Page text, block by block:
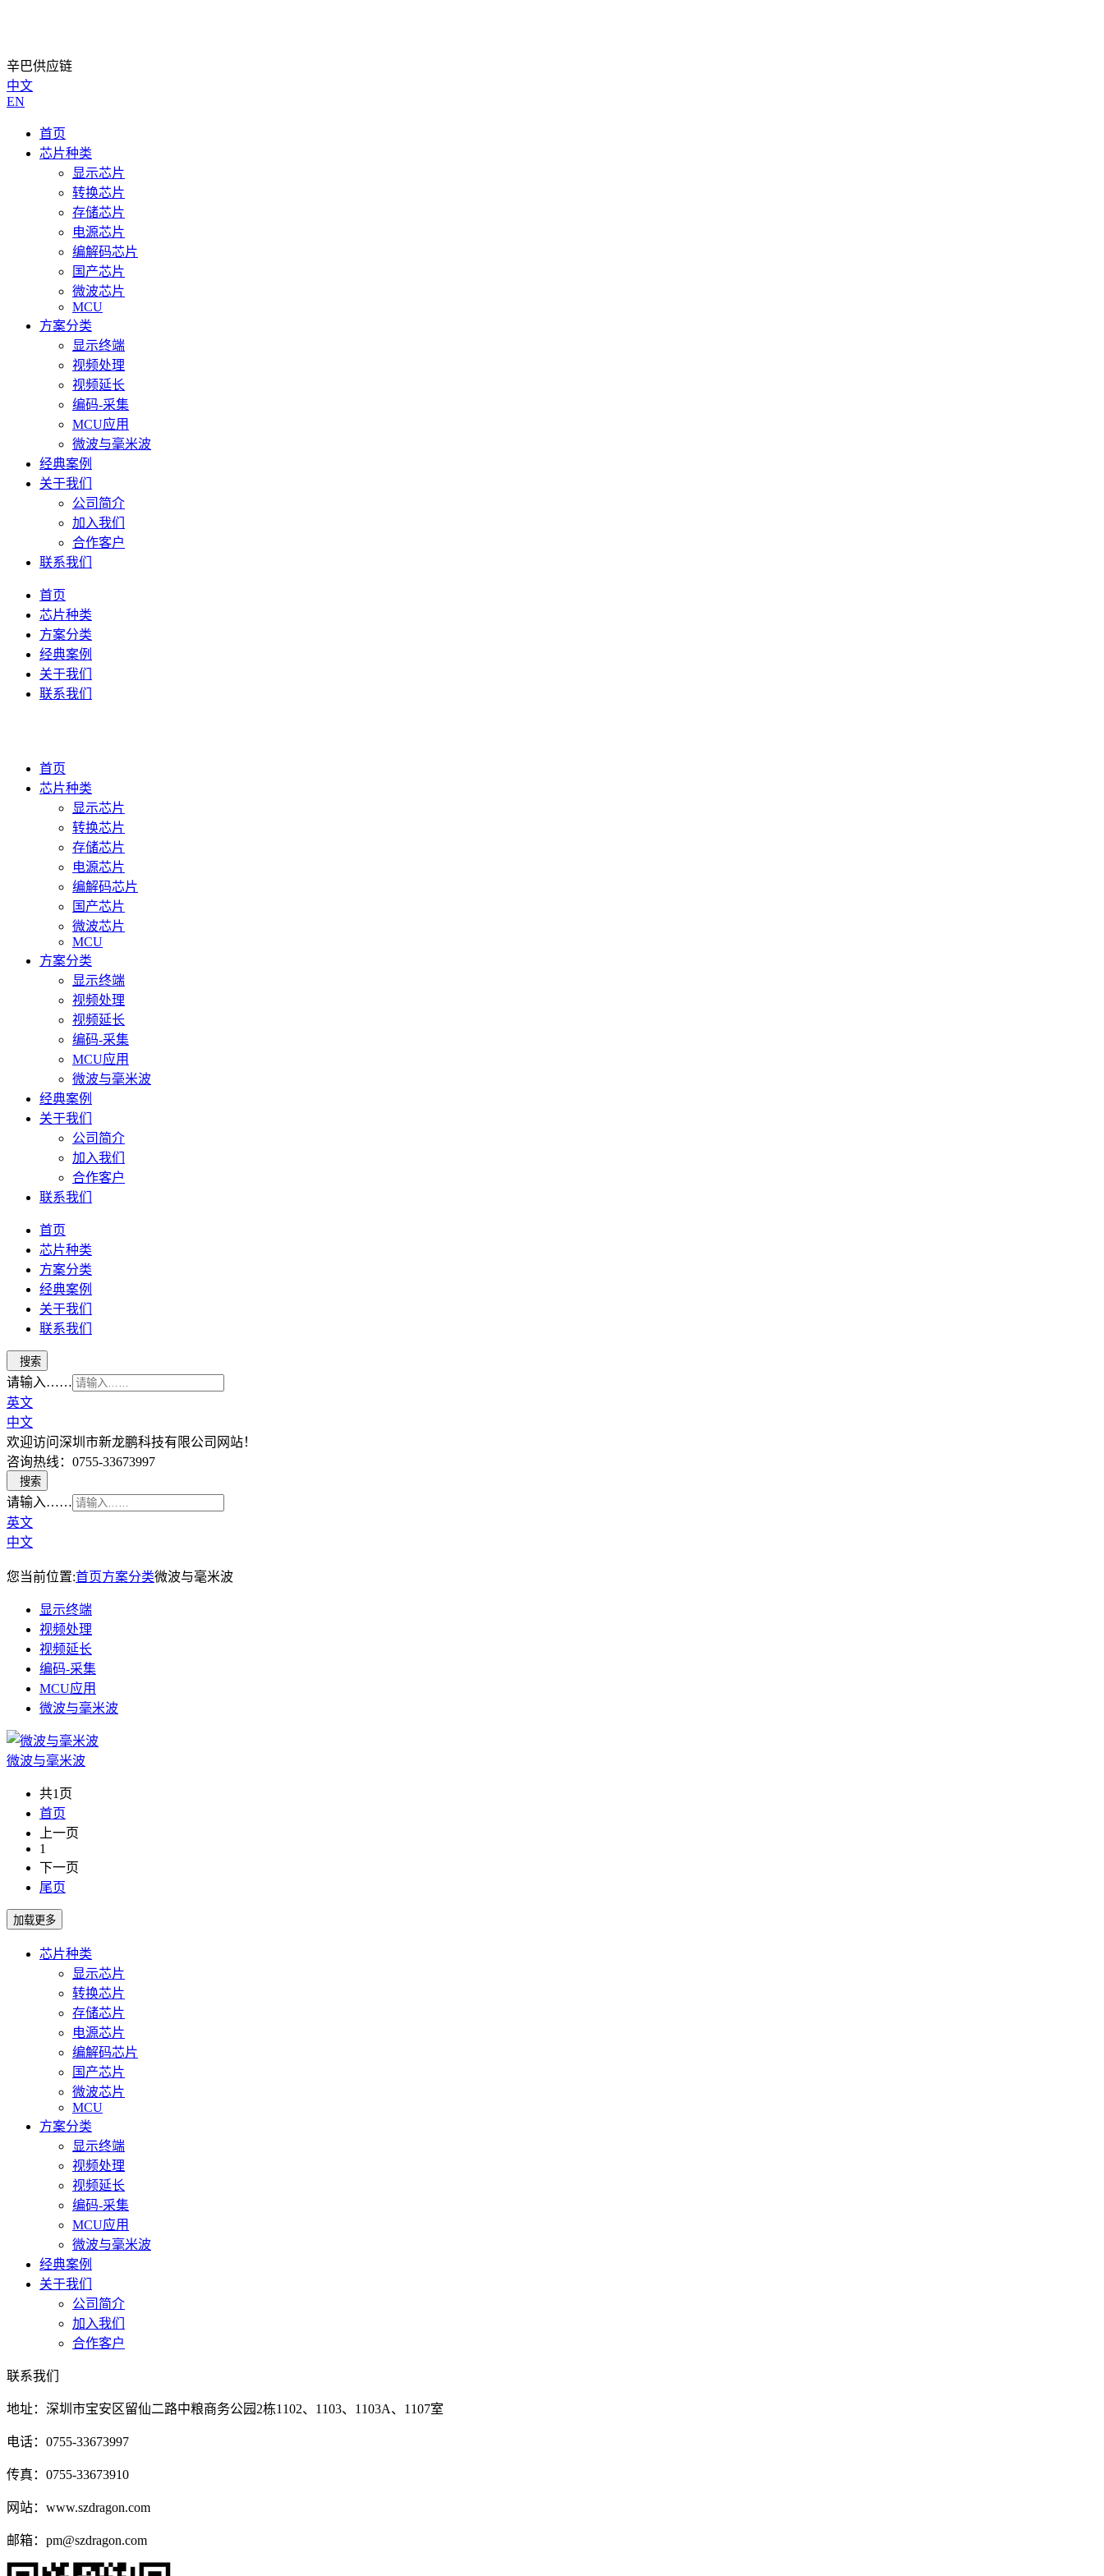
辛巴供应链
中文
EN
首页
芯片种类
显示芯片
转换芯片
存储芯片
电源芯片
编解码芯片
国产芯片
微波芯片
MCU
方案分类
显示终端
视频处理
视频延长
编码-采集
MCU应用
微波与毫米波
经典案例
关于我们
公司简介
加入我们
合作客户
联系我们
首页
芯片种类
方案分类
经典案例
关于我们
联系我们
首页
芯片种类
显示芯片
转换芯片
存储芯片
电源芯片
编解码芯片
国产芯片
微波芯片
MCU
方案分类
显示终端
视频处理
视频延长
编码-采集
MCU应用
微波与毫米波
经典案例
关于我们
公司简介
加入我们
合作客户
联系我们
首页
芯片种类
方案分类
经典案例
关于我们
联系我们
请输入……
英文
中文
欢迎访问深圳市新龙鹏科技有限公司网站！
咨询热线：0755-33673997
请输入……
英文
中文
您当前位置:首页方案分类微波与毫米波
显示终端
视频处理
视频延长
编码-采集
MCU应用
微波与毫米波
微波与毫米波
共1页
首页
上一页
1
下一页
尾页
芯片种类
显示芯片
转换芯片
存储芯片
电源芯片
编解码芯片
国产芯片
微波芯片
MCU
方案分类
显示终端
视频处理
视频延长
编码-采集
MCU应用
微波与毫米波
经典案例
关于我们
公司简介
加入我们
合作客户
联系我们
地址：深圳市宝安区留仙二路中粮商务公园2栋1102、1103、1103A、1107室
电话：0755-33673997
传真：0755-33673910
网站：www.szdragon.com
邮箱：pm@szdragon.com